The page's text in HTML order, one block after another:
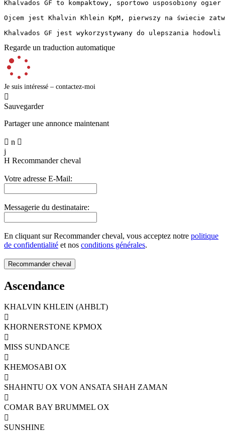
Khalvados GF to kompaktowy, sportowo usposobiony
Ojcem jest Khalvin Khlein KpM, pierwszy na świecie
Khalvados GF jest wykorzystywany do ulepszania
Regarde un traduction automatique
Je suis intéressé – contactez-moi

Sauvegarder
Partager une annonce maintenant
 n 
j
H Recommander cheval
Votre adresse E-Mail:
Messagerie du destinataire:
En cliquant sur Recommander cheval, vous acceptez notre politique
de confidentialité et nos conditions générales.
Ascendance
KHALVIN KHLEIN (AHBLT)

KHORNERSTONE KPMOX

MISS SUNDANCE

KHEMOSABI OX

SHAHNTU OX VON ANSATA SHAH ZAMAN

COMAR BAY BRUMMEL OX

SUNSHINE